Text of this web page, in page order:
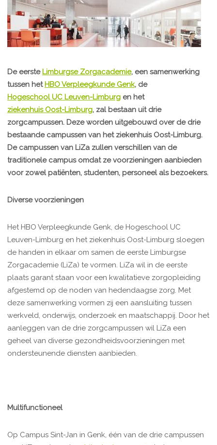
De eerste Limburgse Zorgacademie, een samenwerking
tussen het HBO Verpleegkunde Genk, de
Hogeschool UC Leuven-Limburg en het
ziekenhuis Oost-Limburg, zal bestaan uit drie
zorgcampussen. Deze worden uitgebouwd over de drie
bestaande campussen van het ziekenhuis Oost-Limburg.
De campussen van LiZa zullen verschillen van de
traditionele campus omdat ze voorzieningen aanbieden
voor zowel patiënten, studenten, personeel als bezoekers.
Diverse voorzieningen
Het HBO Verpleegkunde Genk, de Hogeschool UC
Leuven-Limburg en het ziekenhuis Oost-Limburg sloegen
de handen in elkaar om samen de eerste Limburgse
Zorgacademie (LiZa) te vormen. LiZa wil in de eerste
plaats garant staan voor een kwalitatieve zorgopleiding
afgestemd op de noden van hedendaagse zorg. Met
deze samenwerking vormen zij een aansluiting tussen
werkveld, onderwijs, onderzoek en maatschappij. Door het
aanleggen van de drie zorgcampussen wil LiZa een
geheel van diverse gezondheidsvoorzieningen met
ondersteunende diensten aanbieden.
Multifunctioneel
Op Campus Sint-Jan in Genk, één van de drie campussen